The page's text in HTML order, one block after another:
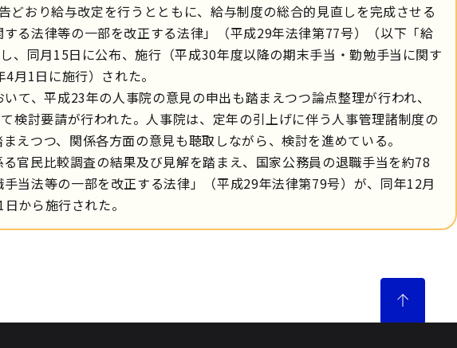
おり給与改定を行うとともに、給与制度の総合的見直しを完成させる
る法律等の一部を改正する法律」（平成29年法律第77号）（以下「給
、同月15日に公布、施行（平成30年度以降の期末手当・勤勉手当に関す
月1日に施行）された。
、平成23年の人事院の意見の申出も踏まえつつ論点整理が行われ、
検討要請が行われた。人事院は、定年の引上げに伴う人事管理諸制度の
えつつ、関係各方面の意見も聴取しながら、検討を進めている。
民比較調査の結果及び見解を踏まえ、国家公務員の退職手当を約78
当法等の一部を改正する法律」（平成29年法律第79号）が、同年12月
から施行された。